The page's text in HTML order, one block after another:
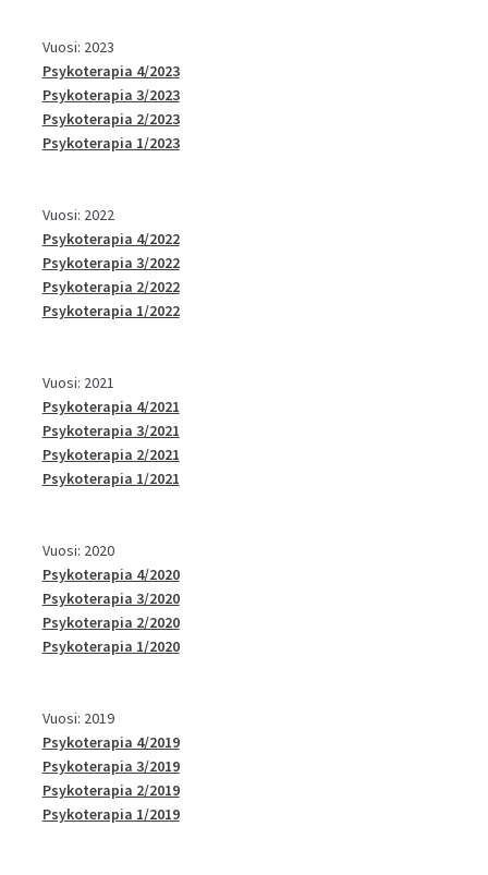
Vuosi: 2023
Psykoterapia 4/2023
Psykoterapia 3/2023
Psykoterapia 2/2023
Psykoterapia 1/2023
Vuosi: 2022
Psykoterapia 4/2022
Psykoterapia 3/2022
Psykoterapia 2/2022
Psykoterapia 1/2022
Vuosi: 2021
Psykoterapia 4/2021
Psykoterapia 3/2021
Psykoterapia 2/2021
Psykoterapia 1/2021
Vuosi: 2020
Psykoterapia 4/2020
Psykoterapia 3/2020
Psykoterapia 2/2020
Psykoterapia 1/2020
Vuosi: 2019
Psykoterapia 4/2019
Psykoterapia 3/2019
Psykoterapia 2/2019
Psykoterapia 1/2019